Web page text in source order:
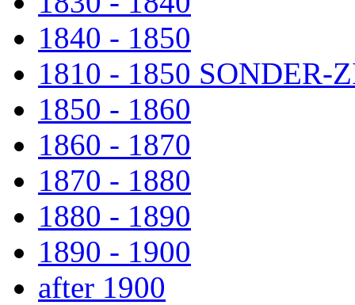
1840 - 1850
1810 - 1850 SONDER-
1850 - 1860
1860 - 1870
1870 - 1880
1880 - 1890
1890 - 1900
after 1900